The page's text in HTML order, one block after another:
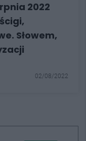
2022
Słowem,
02/08/2022